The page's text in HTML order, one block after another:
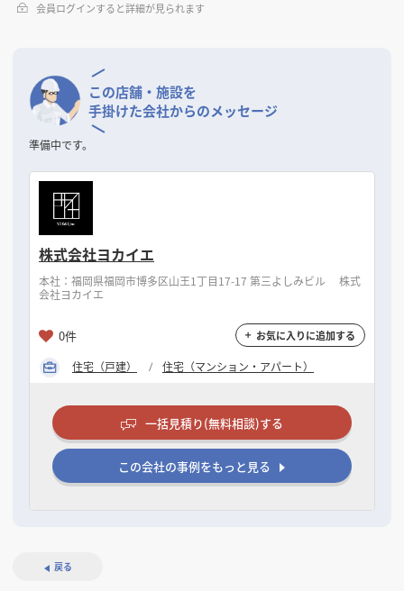
会員ログインすると詳細が見られます
この店舗・施設を
手掛けた会社からのメッセージ
準備中です。
株式会社ヨカイエ
本社：福岡県福岡市博多区山王1丁目17-17 第三よしみビル 株式
会社ヨカイエ
0件 お気に入りに追加する
住宅（戸建） 住宅（マンション・アパート）
一括見積り(無料相談)する
この会社の事例をもっと見る
戻る